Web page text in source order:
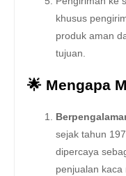
khusus
produk aman
tujuan.
🌟 Mengapa
sejak tahun
dipercaya
penjualan kaca